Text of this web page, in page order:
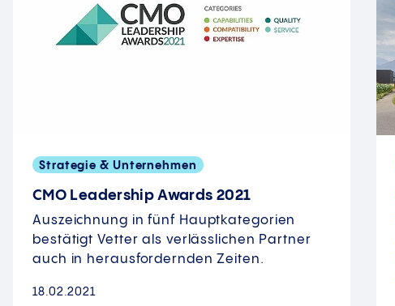
Strategie & Unternehmen
CMO Leadership Awards 2021
Auszeichnung in fünf Hauptkategorien
bestätigt Vetter als verlässlichen Partner
auch in herausfordernden Zeiten.
18.02.2021